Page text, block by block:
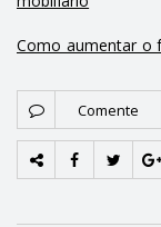
Como aumentar o
Comente